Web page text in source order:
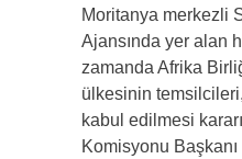
Moritanya merkezli
Ajansında yer alan
zamanda Afrika
ülkesinin
kabul edilmesi
Komisyonu